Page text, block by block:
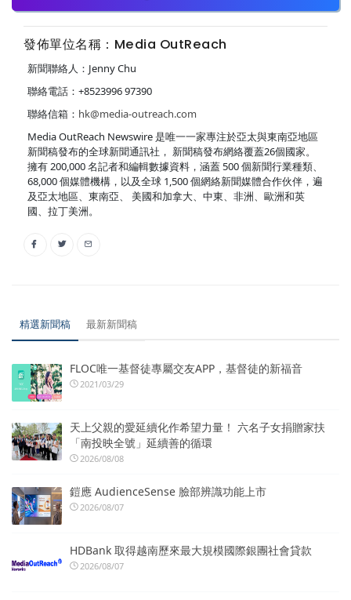
發佈單位名稱：Media OutReach
新聞聯絡人：Jenny Chu
聯絡電話：+8523996 97390
聯絡信箱： hk@media-outreach.com
Media OutReach Newswire 是唯一一家專注於亞太與東南亞地區
新聞稿發布的全球新聞通訊社， 新聞稿發布網絡覆蓋26個國家。
擁有 200,000 名記者和編輯數據資料，涵蓋 500 個新聞行業種類、
68,000 個媒體機構，以及全球 1,500 個網絡新聞媒體合作伙伴，遍
及亞太地區、東南亞、 美國和加拿大、中東、非洲、歐洲和英
國、拉丁美洲。
精選新聞稿 最新新聞稿
FLOC唯一基督徒專屬交友APP，基督徒的新福音
2021/03/29
天上父親的愛延續化作希望力量！ 六名子女捐贈家扶
「南投映全號」延續善的循環
2026/08/08
鎧應 AudienceSense 臉部辨識功能上市
2026/08/07
HDBank 取得越南歷來最大規模國際銀團社會貸款
2026/08/07